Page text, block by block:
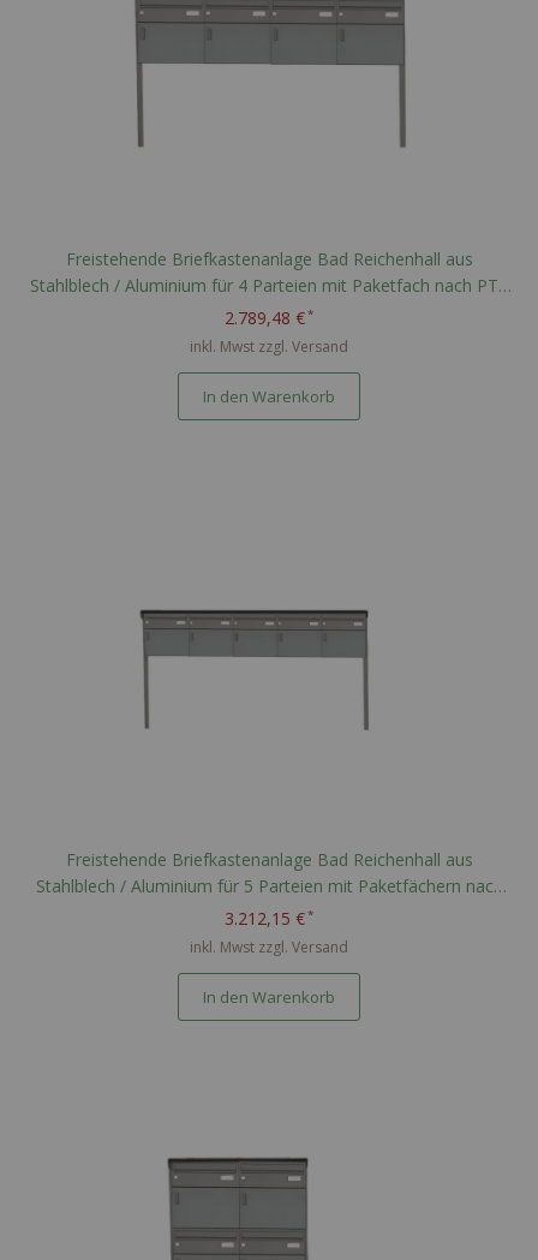
Freistehende Briefkastenanlage Bad Reichenhall aus
Stahlblech / Aluminium für 4 Parteien mit Paketfach nach PTT
Norm - RAL nach Wahl
2.789,48 €
inkl. Mwst zzgl. Versand
In den Warenkorb
Freistehende Briefkastenanlage Bad Reichenhall aus
Stahlblech / Aluminium für 5 Parteien mit Paketfächern nach
PTT Norm - RAL nach Wahl
3.212,15 €
inkl. Mwst zzgl. Versand
In den Warenkorb